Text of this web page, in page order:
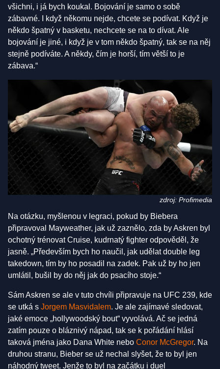
všichni, i já bych koukal. Bojování je samo o sobě
zábavné. I když někomu nejde, chcete se podívat. Když je
někdo špatný v basketu, nechcete se na to dívat. Ale
bojování je jiné, i když je v tom někdo špatný, tak se na něj
stejně podíváte. A někdy, čím je horší, tím větší to je
zábava.“
zdroj: Profimedia
Na otázku, myšlenou v legraci, pokud by Biebera
připravoval Mayweather, jak už zaznělo, zda by Askren byl
ochotný trénovat Cruise, kudrnatý fighter odpověděl, že
jasně. „Především bych ho naučil, jak udělat double leg
takedown, tím by ho posadil na zadek. Pak už by ho jen
umlátil, bušil by do něj jak do psacího stoje.“
Sám Askren se ale v tuto chvíli připravuje na UFC 239, kde
se utká s Jorgem Masvidalem. Je ale zajímavé sledovat,
jaké emoce „hollywoodský bout“ vyvolává. Ač se jedná
zatím pouze o bláznivý nápad, tak se k pořádání hlásí
taková jména jako Dana White nebo Conor McGregor. Na
druhou stranu, Bieber se už nechal slyšet, že to byl jen
náhodný tweet. Jenže to byl na začátku i duel